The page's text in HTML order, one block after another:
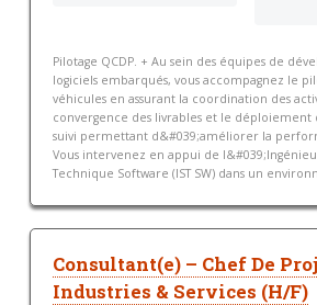
Pilotage QCDP. + Au sein des équipes de
logiciels embarqués, vous accompagnez le
véhicules en assurant la coordination des
convergence des livrables et le déploiement
suivi permettant d&#039;améliorer la
Vous intervenez en appui de
Technique Software (IST SW) dans un
Consultant(e) – Chef De
Industries & Services (H/F)